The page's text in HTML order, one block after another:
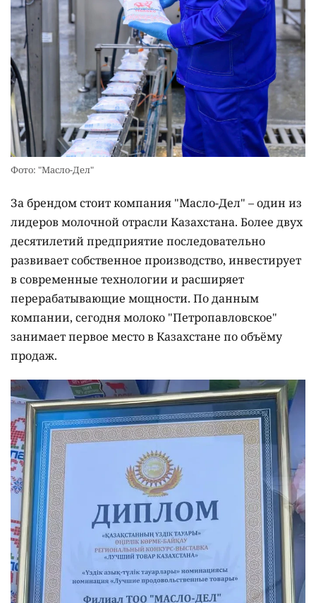
Фото: "Масло-Дел"
За брендом стоит компания "Масло-Дел" – один из
лидеров молочной отрасли Казахстана. Более двух
десятилетий предприятие последовательно
развивает собственное производство, инвестирует
в современные технологии и расширяет
перерабатывающие мощности. По данным
компании, сегодня молоко "Петропавловское"
занимает первое место в Казахстане по объёму
продаж.